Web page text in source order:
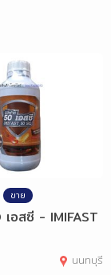
ขาย
อสซี - IMIFAST
นนทบุรี